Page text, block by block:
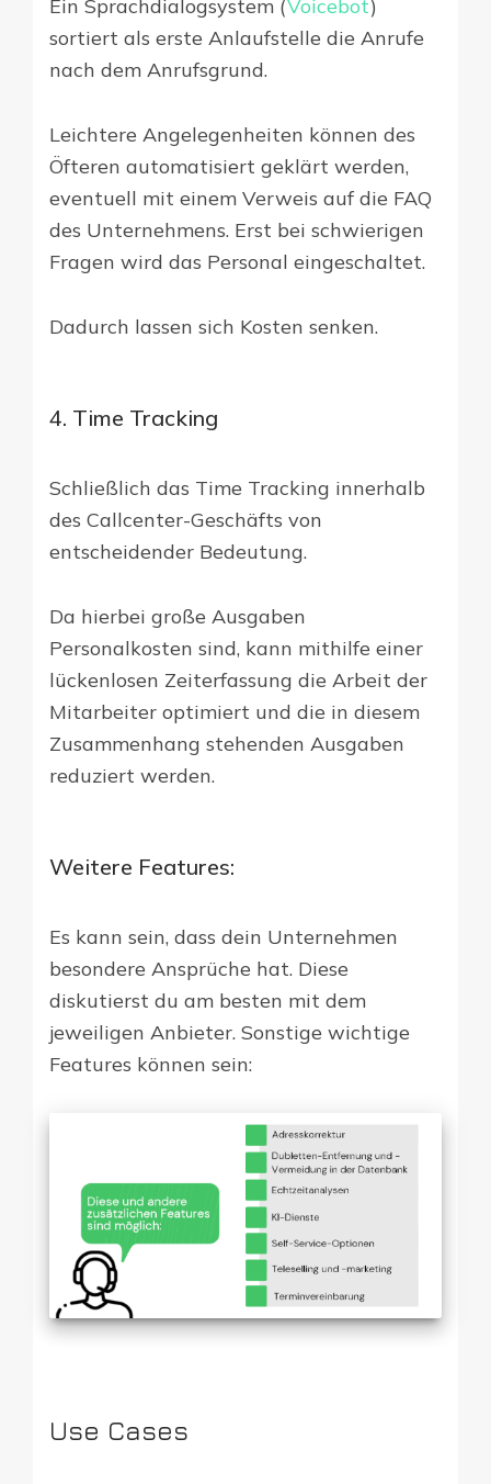
Ein Sprachdialogsystem (Voicebot)
sortiert als erste Anlaufstelle die Anrufe
nach dem Anrufsgrund.
Leichtere Angelegenheiten können des
Öfteren automatisiert geklärt werden,
eventuell mit einem Verweis auf die FAQ
des Unternehmens. Erst bei schwierigen
Fragen wird das Personal eingeschaltet.
Dadurch lassen sich Kosten senken.
4. Time Tracking
Schließlich das Time Tracking innerhalb
des Callcenter-Geschäfts von
entscheidender Bedeutung.
Da hierbei große Ausgaben
Personalkosten sind, kann mithilfe einer
lückenlosen Zeiterfassung die Arbeit der
Mitarbeiter optimiert und die in diesem
Zusammenhang stehenden Ausgaben
reduziert werden.
Weitere Features:
Es kann sein, dass dein Unternehmen
besondere Ansprüche hat. Diese
diskutierst du am besten mit dem
jeweiligen Anbieter. Sonstige wichtige
Features können sein:
Use Cases